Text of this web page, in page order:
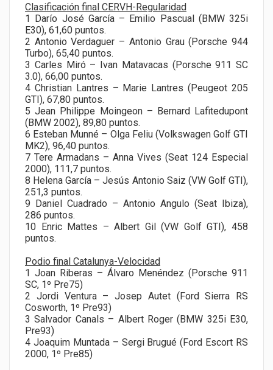
Clasificación final CERVH-Regularidad
1 Darío José García – Emilio Pascual (BMW 325i
E30), 61,60 puntos.
2 Antonio Verdaguer – Antonio Grau (Porsche 944
Turbo), 65,40 puntos.
3 Carles Miró – Ivan Matavacas (Porsche 911 SC
3.0), 66,00 puntos.
4 Christian Lantres – Marie Lantres (Peugeot 205
GTI), 67,80 puntos.
5 Jean Philippe Moingeon – Bernard Lafitedupont
(BMW 2002), 89,80 puntos.
6 Esteban Munné – Olga Feliu (Volkswagen Golf GTI
MK2), 96,40 puntos.
7 Tere Armadans – Anna Vives (Seat 124 Especial
2000), 111,7 puntos.
8 Helena García – Jesús Antonio Saiz (VW Golf GTI),
251,3 puntos.
9 Daniel Cuadrado – Antonio Angulo (Seat Ibiza),
286 puntos.
10 Enric Mattes – Albert Gil (VW Golf GTI), 458
puntos.
Podio final Catalunya-Velocidad
1 Joan Riberas – Álvaro Menéndez (Porsche 911
SC, 1º Pre75)
2 Jordi Ventura – Josep Autet (Ford Sierra RS
Cosworth, 1º Pre93)
3 Salvador Canals – Albert Roger (BMW 325i E30,
Pre93)
4 Joaquim Muntada – Sergi Brugué (Ford Escort RS
2000, 1º Pre85)